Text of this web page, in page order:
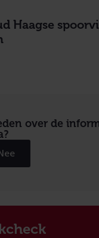
Haagse
over de
Nee